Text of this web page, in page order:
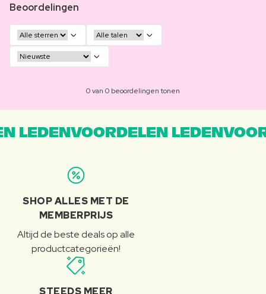
Beoordelingen
0 van 0 beoordelingen tonen
LEDENVOORDELEN
SHOP ALLES MET DE
MEMBERPRIJS
Altijd de beste deals op alle
productcategorieën!
STEEDS MEER